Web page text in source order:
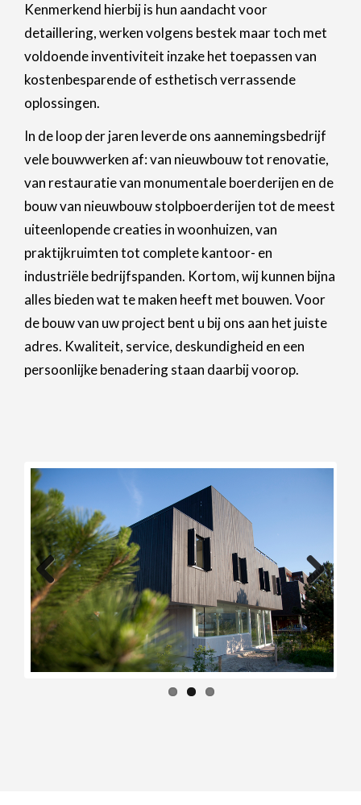
Kenmerkend hierbij is hun aandacht voor
detaillering, werken volgens bestek maar toch met
voldoende inventiviteit inzake het toepassen van
kostenbesparende of esthetisch verrassende
oplossingen.
In de loop der jaren leverde ons aannemingsbedrijf
vele bouwwerken af: van nieuwbouw tot renovatie,
van restauratie van monumentale boerderijen en de
bouw van nieuwbouw stolpboerderijen tot de meest
uiteenlopende creaties in woonhuizen, van
praktijkruimten tot complete kantoor- en
industriële bedrijfspanden. Kortom, wij kunnen bijna
alles bieden wat te maken heeft met bouwen. Voor
de bouw van uw project bent u bij ons aan het juiste
adres. Kwaliteit, service, deskundigheid en een
persoonlijke benadering staan daarbij voorop.
Previous Next